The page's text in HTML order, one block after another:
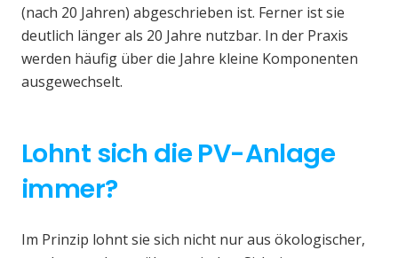
(nach 20 Jahren) abgeschrieben ist. Ferner ist sie
deutlich länger als 20 Jahre nutzbar. In der Praxis
werden häufig über die Jahre kleine Komponenten
ausgewechselt.
Lohnt sich die PV-Anlage
immer?
Im Prinzip lohnt sie sich nicht nur aus ökologischer,